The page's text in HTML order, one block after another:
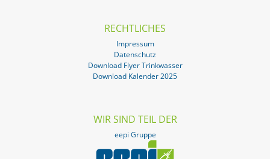
RECHTLICHES
Impressum
Datenschutz
Download Flyer Trinkwasser
Download Kalender 2025
WIR SIND TEIL DER
eepi Gruppe